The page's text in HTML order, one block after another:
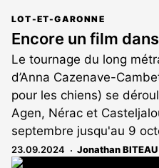
LOT-ET-GARONNE
Encore un film
Le tournage du long
d’Anna Cazenave-
pour les chiens) se
Agen, Nérac et
septembre jusqu'au 9
23.09.2024 Jonathan BITEAU